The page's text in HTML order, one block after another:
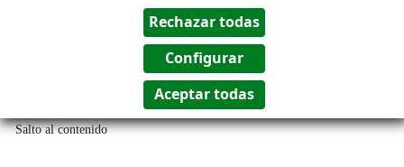
Salto al contenido